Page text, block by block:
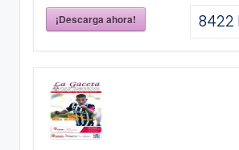
¡Descarga ahora! 8422